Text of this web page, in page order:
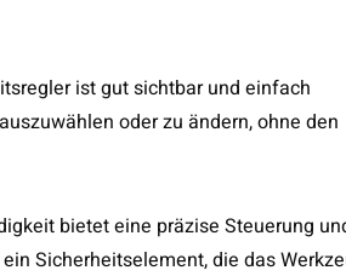
ist gut sichtbar und einfach
oder zu ändern, ohne den
bietet eine präzise Steuerung
Sicherheitselement, die das